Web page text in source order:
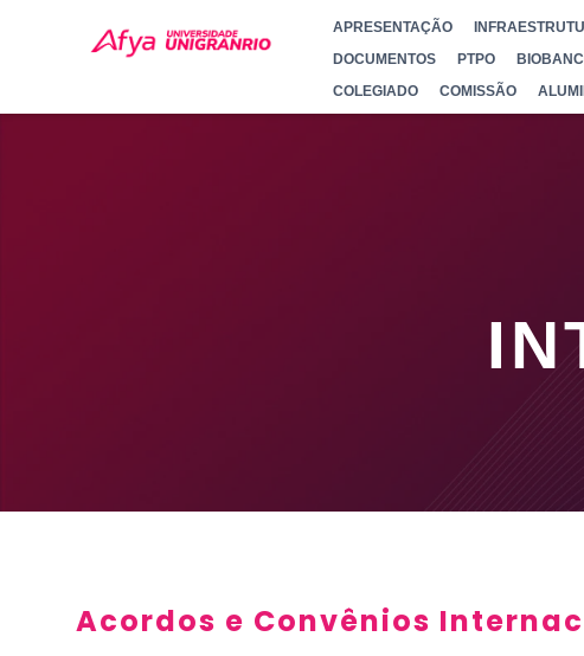
APRESENTAÇÃO
DOCUMENTOS
PTPO
COLEGIADO
COMISSÃO
Acordos e Convênios